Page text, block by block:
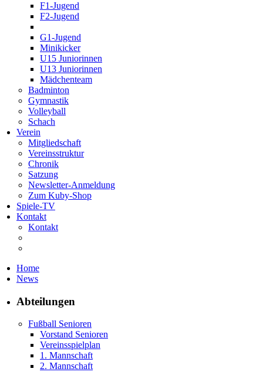
F1-Jugend
F2-Jugend
G1-Jugend
Minikicker
U15 Juniorinnen
U13 Juniorinnen
Mädchenteam
Badminton
Gymnastik
Volleyball
Schach
Verein
Mitgliedschaft
Vereinsstruktur
Chronik
Satzung
Newsletter-Anmeldung
Zum Kuby-Shop
Spiele-TV
Kontakt
Kontakt
Home
News
Abteilungen
Fußball Senioren
Vorstand Senioren
Vereinsspielplan
1. Mannschaft
2. Mannschaft